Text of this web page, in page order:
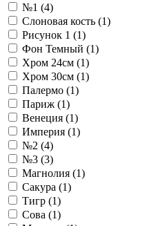
№1 (4)
Слоновая кость (1)
Рисунок 1 (1)
Фон Темный (1)
Хром 24см (1)
Хром 30см (1)
Палермо (1)
Париж (1)
Венеция (1)
Империя (1)
№2 (4)
№3 (3)
Магнолия (1)
Сакура (1)
Тигр (1)
Сова (1)